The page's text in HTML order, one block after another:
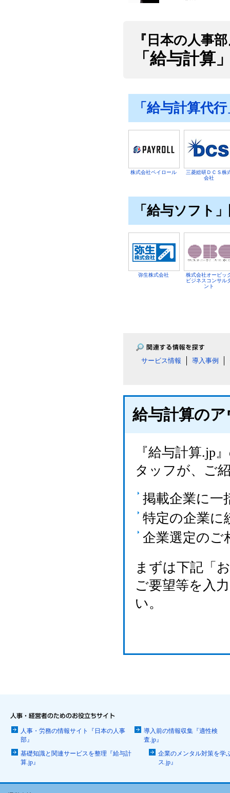
『日本の人事
「給与計算
「給与計算代
株式会社ペイロール
三菱総研ＤＣＳ株
会社
「給与ソフト
弥生株式会社
株式会社オービッ
ビジネスコンサル
ント
サービス情報 導入事例
給与計算の
『給与計算.jp
タッフが、ご
掲載企業に一
特定の企業に
企業選定のご
まずは下記「
ご要望等を入
い。
人事・労務の情報サイト『日本の人事
部』
導入前の情報収集『適性検
査.jp』
基礎知識と関連サービスを整理『給与計
算.jp』
企業のメンタル対策を学
ス.jp』